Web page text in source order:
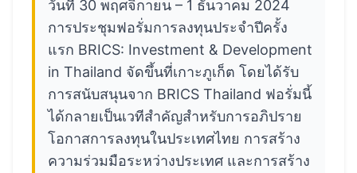
วันที่ 30 พฤศจิกายน – 1 ธันวาคม 2024
การประชุมฟอรั่มการลงทุนประจำปีครั้ง
แรก BRICS: Investment & Development
in Thailand จัดขึ้นที่เกาะภูเก็ต โดยได้รับ
การสนับสนุนจาก BRICS Thailand ฟอรั่มนี้
ได้กลายเป็นเวทีสำคัญสำหรับการอภิปราย
โอกาสการลงทุนในประเทศไทย การสร้าง
ความร่วมมือระหว่างประเทศ และการสร้าง